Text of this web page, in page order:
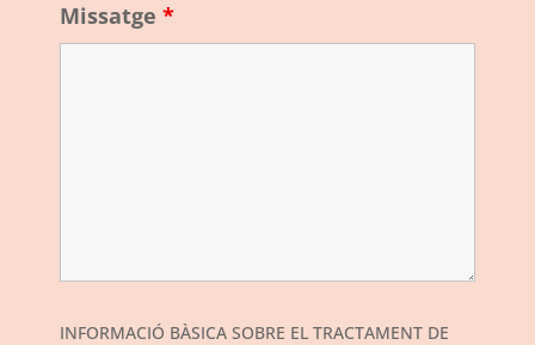
Missatge *
INFORMACIÓ BÀSICA SOBRE EL TRACTAMENT DE